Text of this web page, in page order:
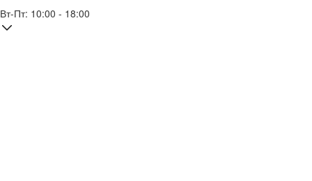
Вт-Пт: 10:00 - 18:00